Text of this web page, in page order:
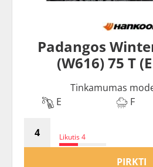
Padangos
(W616) 75 T
Tinkamumas
E
F
Likutis 4
PIRKTI